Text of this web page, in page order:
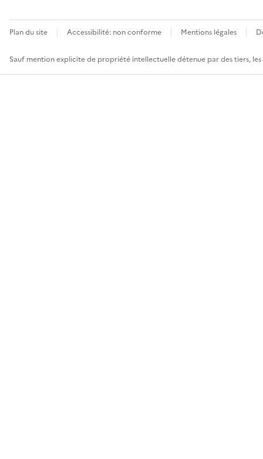
Plan du site Accessibilité: non conforme Mentions légales
Sauf mention explicite de propriété intellectuelle détenue par des tiers,